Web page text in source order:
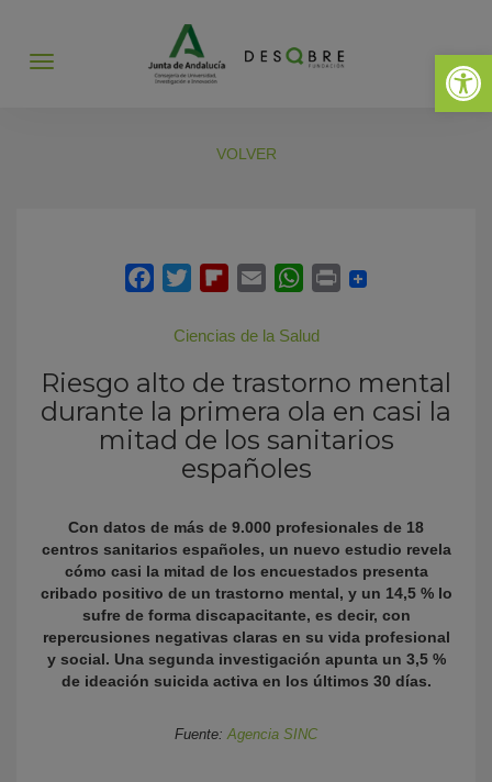
Abrir
Abrir
VOLVER
Ciencias de la Salud
Riesgo alto de trastorno mental
durante la primera ola en casi la
mitad de los sanitarios
españoles
Con datos de más de 9.000 profesionales de 18
centros sanitarios españoles, un nuevo estudio revela
cómo casi la mitad de los encuestados presenta
cribado positivo de un trastorno mental, y un 14,5 % lo
sufre de forma discapacitante, es decir, con
repercusiones negativas claras en su vida profesional
y social. Una segunda investigación apunta un 3,5 %
de ideación suicida activa en los últimos 30 días.
Fuente:Agencia SINC